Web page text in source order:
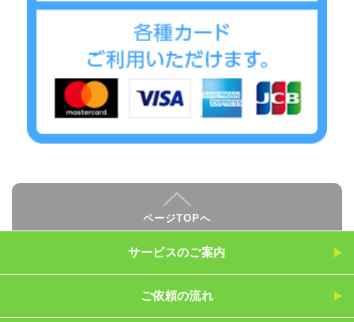
ページTOPへ
サービスのご案内
ご依頼の流れ